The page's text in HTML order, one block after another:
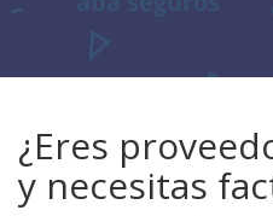
¿Eres
y necesitas